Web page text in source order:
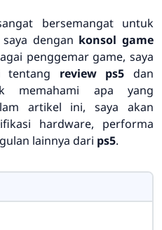
bersemangat untuk
dengan konsol game
penggemar game, saya
tentang review ps5 dan
apa yang
artikel ini, saya akan
hardware, performa
lainnya dari ps5.